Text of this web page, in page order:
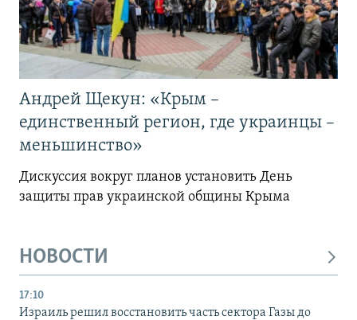
Андрей Щекун: «Крым –
единственный регион, где украинцы –
меньшинство»
Дискуссия вокруг планов установить День
защиты прав украинской общины Крыма
НОВОСТИ
17:10
Израиль решил восстановить часть сектора Газы до